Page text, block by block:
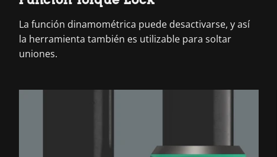
La función dinamométrica puede desactivarse, y así
la herramienta también es utilizable para soltar
uniones.